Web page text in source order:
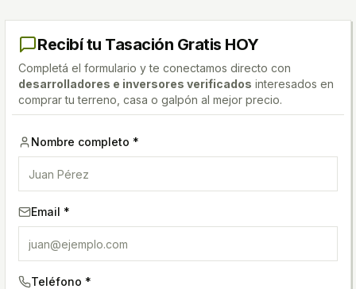
Recibí tu Tasación Gratis HOY
Completá el formulario y te conectamos directo con
desarrolladores e inversores verificados interesados en
comprar tu terreno, casa o galpón al mejor precio.
Nombre completo *
Email *
Teléfono *